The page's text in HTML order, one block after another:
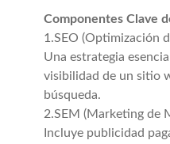
Componentes Clave
1.SEO (Optimización
Una estrategia
visibilidad de un sitio
búsqueda.
2.SEM (Marketing de
Incluye publicidad